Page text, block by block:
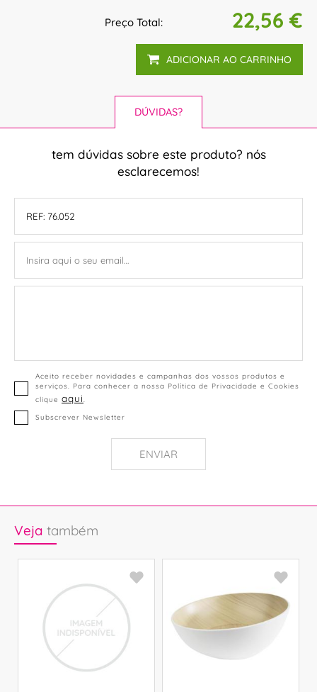
Preço Total: 22,56 €
ADICIONAR AO CARRINHO
DÚVIDAS?
tem dúvidas sobre este produto? nós
esclarecemos!
Aceito receber novidades e campanhas dos vossos produtos e
serviços. Para conhecer a nossa Política de Privacidade e Cookies
clique aqui.
Subscrever Newsletter
ENVIAR
Veja também